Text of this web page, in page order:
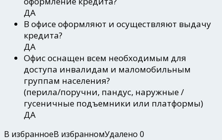
ДА
В офисе оформляют и осуществляют выдачу
кредита?
ДА
Офис оснащен всем необходимым для
доступа инвалидам и маломобильным
группам населения?
(перила/поручни, пандус, наружные /
гусеничные подъемники или платформы)
ДА
В избранноеВ избранномУдалено 0